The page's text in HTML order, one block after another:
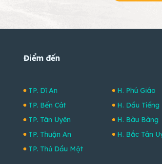
Điểm đến
TP. Dĩ An
TP. Bến Cát
TP. Tân Uyên
TP. Thuận An
TP. Thủ Dầu Một
H. Phú Giáo
H. Dầu Tiếng
H. Bàu Bàng
H. Bắc Tân